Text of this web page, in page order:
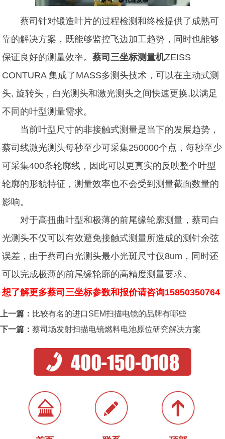
蔡司针对锻造叶片的过程检测和终检提供了成熟可
靠的解决方案，既能够监控飞边加工趋势，同时也能够
保证良好的测量效率。蔡司三坐标测量机ZEISS
CONTURA集成了MASS多测头技术，可以在主动式测
头, 旋转头，白光测头和激光测头之间快速更换,以满足
不同的叶型测量需求。
当前叶型尺寸的非接触式测量是当下的发展趋势，
蔡司线激光测头每秒至少可采集250000个点，每秒至少
可采集400条轮廓线，因此可以更真实的反映整个叶型
轮廓的形貌特征，测量效率也不会受到测量截面数量的
影响。
对于高扭曲叶型和极薄的前尾缘轮廓测量，蔡司白
光测头不仅可以有效避免接触式测量所造成的测针余弦
误差，由于蔡司白光测头最小光斑尺寸仅8um，同时还
可以完成极薄的前尾缘轮廓的高精度测量要求。
想了解更多蔡司三坐标参数和报价请咨询15850350764
上一篇： 比较有名的进口SEM扫描电镜的品牌有哪些
下一篇： 蔡司场发射扫描电镜燃料电池原位研究解决方案